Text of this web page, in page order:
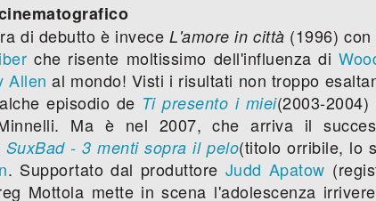
di debutto è inveceL'amore in città (1996) con
che risente moltissimo dell'influenza di
Allen al mondo! Visti i risultati non troppo
episodio de Ti presento i miei(2003-
Ma è nel 2007, che arriva il
SuxBad - 3 menti sopra il pelo(titolo orribile, lo
. Supportato dal produttore Judd Apatow
Mottola mette in scena l'adolescenza